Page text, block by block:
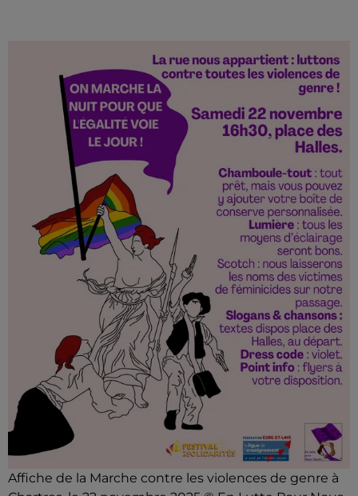
Affiche de la Marche contre les violences de genre à